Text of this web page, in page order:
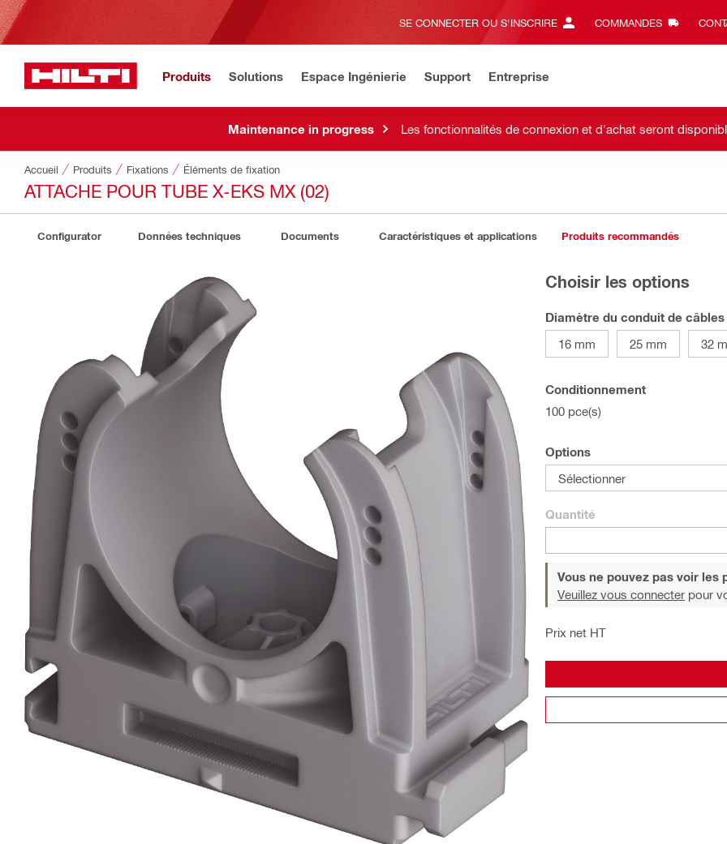
SE CONNECTER OU S'INSCRIRE COMMANDES
Produits Solutions Espace Ingénierie Support Entreprise
Maintenance in progress Les fonctionnalités de connexion et d'achat seront
Accueil Produits Fixations Éléments de fixation
ATTACHE POUR TUBE X-EKS MX (02)
Configurator Données techniques Documents Caractéristiques et applications Produits recommandés
Choisir les options
Diamètre du conduit de câbles
16 mm
25 mm 32
Conditionnement
100 pce(s)
Options
Sélectionner
Quantité
Vous ne pouvez pas voir les
Veuillez vous connecter pour
Prix net HT